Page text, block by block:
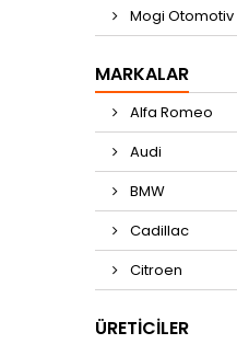
Mogi Otomotiv
MARKALAR
Alfa Romeo
Audi
BMW
Cadillac
Citroen
ÜRETICILER